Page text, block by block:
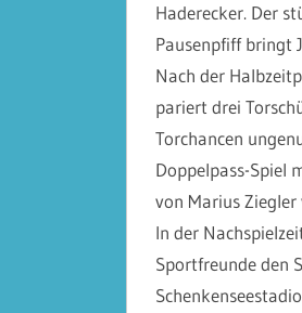
Haderecker. Der
Pausenpfiff bringt
Nach der
pariert drei
Torchancen
Doppelpass-Spiel
von Marius
In der
Sportfreunde den